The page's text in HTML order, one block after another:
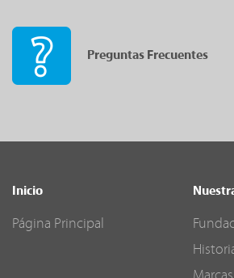
Preguntas Frecuentes
Inicio
Página Principal